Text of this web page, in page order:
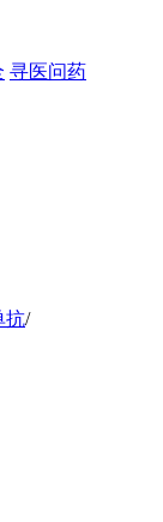
寻医问药
抗/